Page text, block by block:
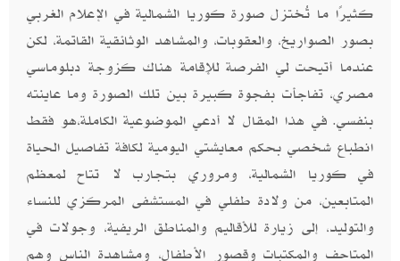
كثيرًا ما تُختزل صورة كوريا الشمالية في الإعلام الغربي
بصور الصواريخ، والعقوبات، والمشاهد الوثائقية القاتمة، لكن
عندما أتيحت لي الفرصة للإقامة هناك كزوجة دبلوماسي
مصري، تفاجأت بفجوة كبيرة بين تلك الصورة وما عاينته
بنفسي. في هذا المقال لا أدعي الموضوعية الكاملة،هو فقط
انطباع شخصي بحكم معايشتي اليومية لكافة تفاصيل الحياة
في كوريا الشمالية، ومروري بتجارب لا تتاح لمعظم
المتابعين، من ولادة طفلي في المستشفى المركزي للنساء
والتوليد، إلى زيارة للأقاليم والمناطق الريفية، وجولات في
المتاحف والمكتبات وقصور الأطفال، ومشاهدة الناس وهم